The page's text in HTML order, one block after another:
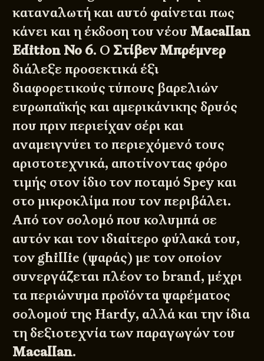
καταναλωτή και αυτό φαίνεται πως
κάνει και η έκδοση του νέου Macallan
Edition No 6. Ο Στίβεν Μπρέμνερ
διάλεξε προσεκτικά έξι
διαφορετικούς τύπους βαρελιών
ευρωπαϊκής και αμερικάνικης δρυός
που πριν περιείχαν σέρι και
αναμειγνύει το περιεχόμενό τους
αριστοτεχνικά, αποτίνοντας φόρο
τιμής στον ίδιο τον ποταμό Spey και
στο μικροκλίμα που τον περιβάλει.
Από τον σολομό που κολυμπά σε
αυτόν και τον ιδιαίτερο φύλακά του,
τον ghillie (ψαράς) με τον οποίον
συνεργάζεται πλέον το brand, μέχρι
τα περιώνυμα προϊόντα ψαρέματος
σολομού της Hardy, αλλά και την ίδια
τη δεξιοτεχνία των παραγωγών του
Macallan.